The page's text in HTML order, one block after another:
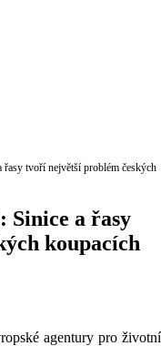
tvoří největší problém českých
Sinice a řasy
koupacích
agentury pro životní